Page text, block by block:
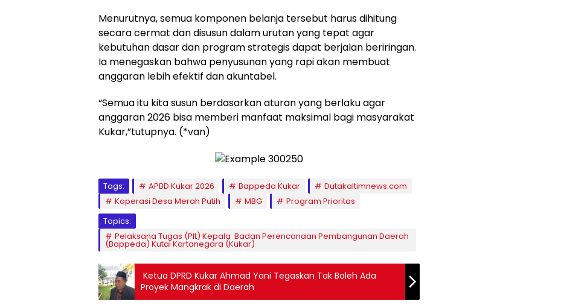
Menurutnya, semua komponen belanja tersebut harus dihitung
secara cermat dan disusun dalam urutan yang tepat agar
kebutuhan dasar dan program strategis dapat berjalan beriringan.
Ia menegaskan bahwa penyusunan yang rapi akan membuat
anggaran lebih efektif dan akuntabel.
“Semua itu kita susun berdasarkan aturan yang berlaku agar
anggaran 2026 bisa memberi manfaat maksimal bagi masyarakat
Kukar,”tutupnya. (*van)
Tags: APBD Kukar 2026 Bappeda Kukar
Dutakaltimnews.com
Koperasi Desa Merah Putih
MBG
Program Prioritas
Topics:
Pelaksana Tugas (Plt) Kepala Badan Perencanaan Pembangunan Daerah
(Bappeda) Kutai Kartanegara (Kukar)
Ketua DPRD Kukar Ahmad Yani Tegaskan Tak Boleh Ada
Proyek Mangkrak di Daerah